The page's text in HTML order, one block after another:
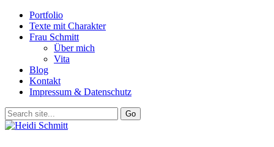
Portfolio
Texte mit Charakter
Frau Schmitt
Über mich
Vita
Blog
Kontakt
Impressum & Datenschutz